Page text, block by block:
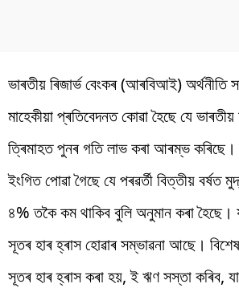
ভাৰতীয় ৰিজাৰ্ভ বেংকৰ (আৰবিআই) অৰ্থনীতি
মাহেকীয়া প্ৰতিবেদনত কোৱা হৈছে যে ভাৰতীয়
ত্ৰিমাহত পুনৰ গতি লাভ কৰা আৰম্ভ কৰিছে।
ইংগিত পোৱা গৈছে যে পৰৱৰ্তী বিত্তীয় বৰ্ষত
৪% তকৈ কম থাকিব বুলি অনুমান কৰা হৈছে।
সূতৰ হাৰ হ্ৰাস হোৱাৰ সম্ভাৱনা আছে।
সূতৰ হাৰ হ্ৰাস কৰা হয়, ই ঋণ সস্তা কৰিব,